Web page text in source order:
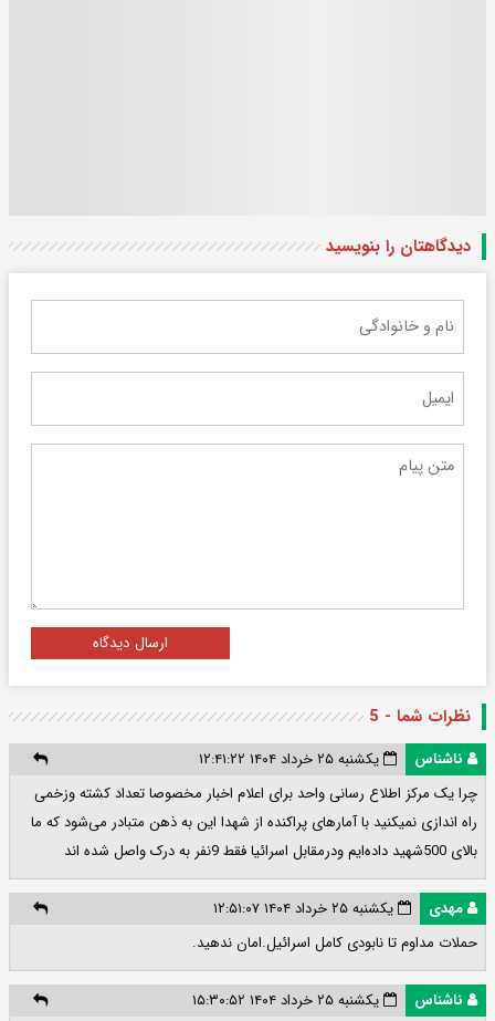
دیدگاهتان را بنویسید
ارسال دیدگاه
نظرات شما - 5
ناشناس
یکشنبه ۲۵ خرداد ۱۴۰۴ ۱۲:۴۱:۲۲
چرا یک مرکز اطلاع رسانی واحد برای اعلام اخبار مخصوصا تعداد کشته وزخمی
راه اندازی نمیکنید با آمارهای پراکنده از شهدا این به ذهن متبادر می‌شود که ما
بالای 500شهید داده‌ایم ودرمقابل اسرائیا فقط 9نفر به درک واصل شده اند
مهدی
یکشنبه ۲۵ خرداد ۱۴۰۴ ۱۲:۵۱:۰۷
حملات مداوم تا نابودی کامل اسرائیل.امان ندهید.
ناشناس
یکشنبه ۲۵ خرداد ۱۴۰۴ ۱۵:۳۰:۵۲